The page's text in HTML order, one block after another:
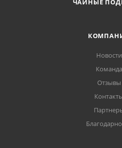
ЧАЙНЫЕ
Новости
Команда
Отзывы